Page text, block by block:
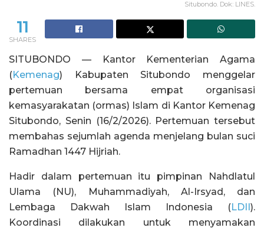
Situbondo. Dok: LINES.
11
SHARES
SITUBONDO — Kantor Kementerian Agama
(Kemenag) Kabupaten Situbondo menggelar
pertemuan bersama empat organisasi
kemasyarakatan (ormas) Islam di Kantor Kemenag
Situbondo, Senin (16/2/2026). Pertemuan tersebut
membahas sejumlah agenda menjelang bulan suci
Ramadhan 1447 Hijriah.
Hadir dalam pertemuan itu pimpinan Nahdlatul
Ulama (NU), Muhammadiyah, Al-Irsyad, dan
Lembaga Dakwah Islam Indonesia (LDII).
Koordinasi dilakukan untuk menyamakan